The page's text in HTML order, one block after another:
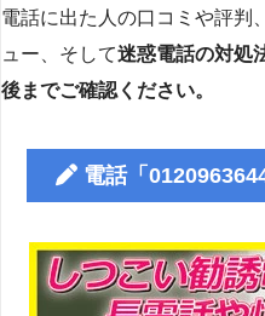
電話に出た人の口コミや評判
ュー、そして迷惑電話の対処
後までご確認ください。
電話「